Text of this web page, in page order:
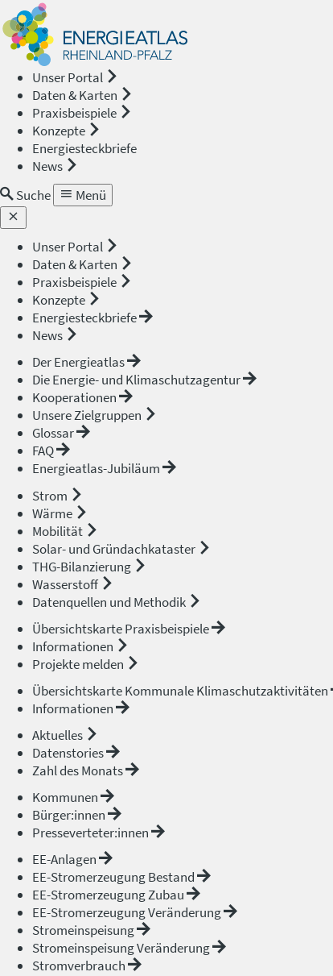
Unser Portal
Daten & Karten
Praxisbeispiele
Konzepte
Energiesteckbriefe
News
Suche
Menü
Unser Portal
Daten & Karten
Praxisbeispiele
Konzepte
Energiesteckbriefe
News
Der Energieatlas
Die Energie- und Klimaschutzagentur
Kooperationen
Unsere Zielgruppen
Glossar
FAQ
Energieatlas-Jubiläum
Strom
Wärme
Mobilität
Solar- und Gründachkataster
THG-Bilanzierung
Wasserstoff
Datenquellen und Methodik
Übersichtskarte Praxisbeispiele
Informationen
Projekte melden
Übersichtskarte Kommunale Klimaschutzaktivitäten
Informationen
Aktuelles
Datenstories
Zahl des Monats
Kommunen
Bürger:innen
Presseverteter:innen
EE-Anlagen
EE-Stromerzeugung Bestand
EE-Stromerzeugung Zubau
EE-Stromerzeugung Veränderung
Stromeinspeisung
Stromeinspeisung Veränderung
Stromverbrauch